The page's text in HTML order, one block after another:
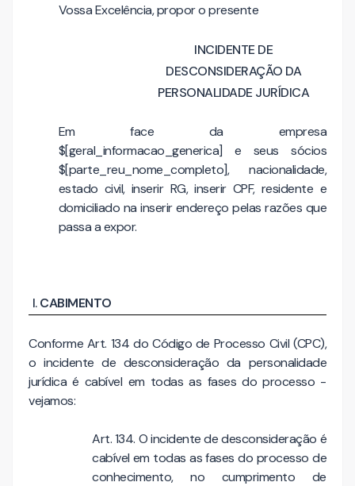
Vossa Excelência, propor o presente
INCIDENTE DE
DESCONSIDERAÇÃO DA
PERSONALIDADE JURÍDICA
Em face da empresa
$[geral_informacao_generica] e seus sócios
$[parte_reu_nome_completo], nacionalidade,
estado civil, inserir RG, inserir CPF, residente e
domiciliado na inserir endereço pelas razões que
passa a expor.
CABIMENTO
Conforme Art. 134 do Código de Processo Civil (CPC),
o incidente de desconsideração da personalidade
jurídica é cabível em todas as fases do processo -
vejamos:
Art. 134. O incidente de desconsideração é
cabível em todas as fases do processo de
conhecimento, no cumprimento de